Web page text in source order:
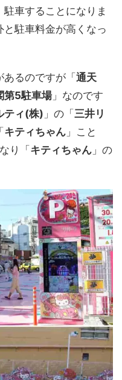
駐車することになりま
と駐車料金が高くなっ
るのですが「 通天
第5駐車場」なのです
ティ(株) 」の「 三井リ
キティちゃん 」こと
り「 キティちゃん 」の